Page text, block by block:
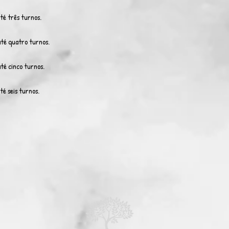
três turnos.
quatro turnos.
cinco turnos.
seis turnos.